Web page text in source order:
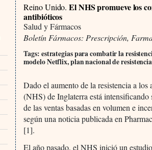
Reino Unido. El NHS promueve los
antibióticos
Salud y Fármacos
Boletín Fármacos: Prescripción,
Tags: estrategias para combatir la
modelo Netflix, plan nacional de
Dado el aumento de la resistencia a
(NHS) de Inglaterra está intensificando
de las ventas basadas en volumen e
según una noticia publicada en
[1].
El año pasado, el NHS inició un